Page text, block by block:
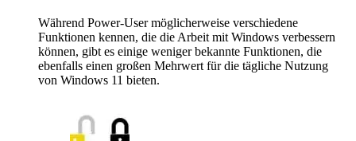
Während Power-User möglicherweise verschiedene
Funktionen kennen, die die Arbeit mit Windows verbessern
können, gibt es einige weniger bekannte Funktionen, die
ebenfalls einen großen Mehrwert für die tägliche Nutzung
von Windows 11 bieten.